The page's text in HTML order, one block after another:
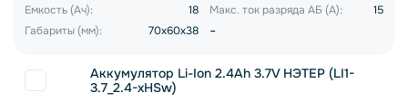
Емкость (Ач):
18 Макс. ток разряда АБ (А):
15
Габариты (мм):
70x60x38 -
Аккумулятор Li-Ion 2.4Ah 3.7V НЭТЕР (LI1-
3.7_2.4-xHSw)